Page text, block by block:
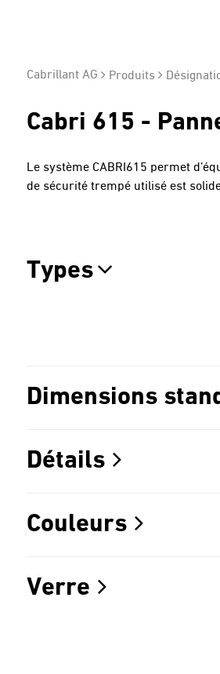
Cabrillant AG Produits
Cabri 615 -
Le système CABRI615 permet
de sécurité trempé utilisé est
Types
Dimensions
Détails
Couleurs
Verre